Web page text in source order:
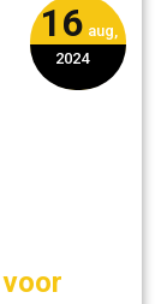
16 aug,
2024